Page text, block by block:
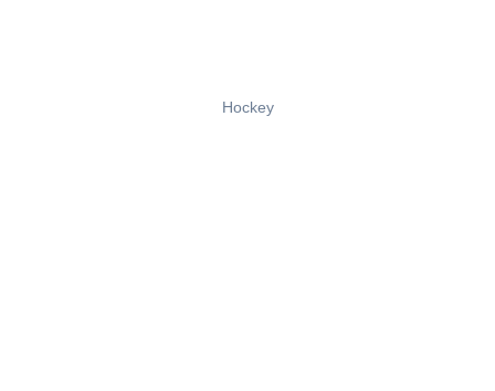
Hockey